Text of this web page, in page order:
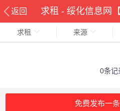
返回 求租 - 绥化信息网
求租 来源
0条记
免费发布一